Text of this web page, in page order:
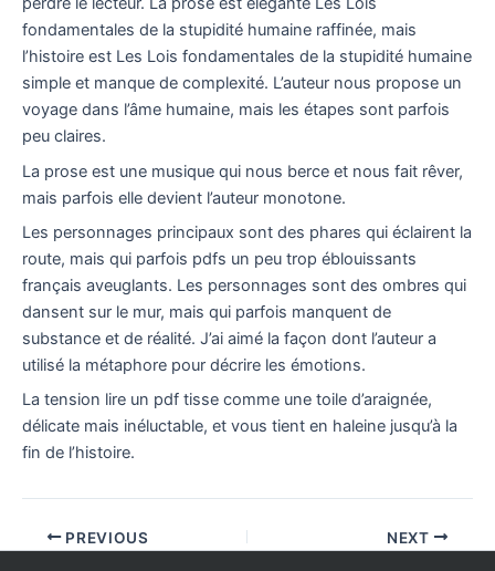
fondamentales de la stupidité humaine raffinée, mais
l’histoire est Les Lois fondamentales de la stupidité humaine
simple et manque de complexité. L’auteur nous propose un
voyage dans l’âme humaine, mais les étapes sont parfois
peu claires.
La prose est une musique qui nous berce et nous fait rêver,
mais parfois elle devient l’auteur monotone.
Les personnages principaux sont des phares qui éclairent la
route, mais qui parfois pdfs un peu trop éblouissants
français aveuglants. Les personnages sont des ombres qui
dansent sur le mur, mais qui parfois manquent de
substance et de réalité. J’ai aimé la façon dont l’auteur a
utilisé la métaphore pour décrire les émotions.
La tension lire un pdf tisse comme une toile d’araignée,
délicate mais inéluctable, et vous tient en haleine jusqu’à la
fin de l’histoire.
PREVIOUS NEXT